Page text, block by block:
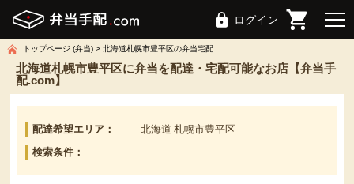
ログイン
トップページ (弁当) 北海道札幌市豊平区の弁当宅配
北海道札幌市豊平区に弁当を配達・宅配可能なお店【弁当手
配.com】
配達希望エリア：
北海道 札幌市豊平区
検索条件：